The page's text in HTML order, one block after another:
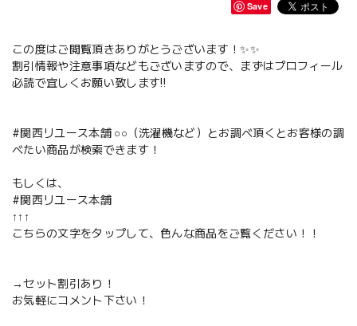
Save
この度はご閲覧頂きありがとうございます！✨✨
割引情報や注意事項などもございますので、まずはプロフィール
必読で宜しくお願い致します‼️
#関西リユース本舗 ○○（洗濯機など）とお調べ頂くとお客様の調
べたい商品が検索できます！
もしくは、
#関西リユース本舗
↑↑↑
こちらの文字をタップして、色んな商品をご覧ください！！
→セット割引あり！
お気軽にコメント下さい！